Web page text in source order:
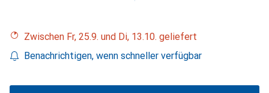
Zwischen Fr, 25.9. und Di, 13.10. geliefert
Benachrichtigen, wenn schneller verfügbar